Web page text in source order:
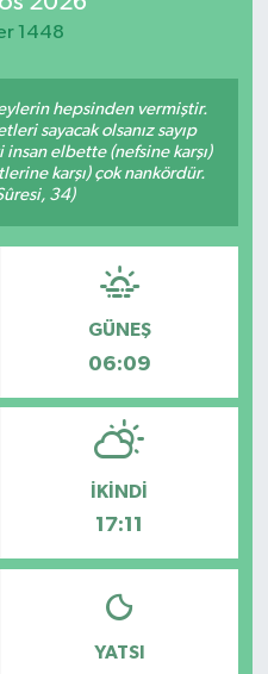
1448
hepsinden vermiştir.
sayacak olsanız sayıp
elbette (nefsine karşı)
karşı) çok nankördür.
34)
GÜNEŞ
06:09
İKINDI
17:11
YATSI